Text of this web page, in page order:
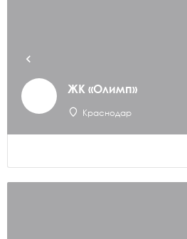
ЖК «Олимп»
Краснодар